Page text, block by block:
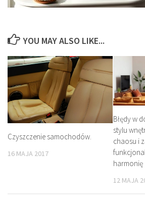
YOU MAY ALSO LIKE...
Czyszczenie samochodów.
16 MAJA 2017
Błędy w
stylu
chaosu i
harmonię
12 MAJA